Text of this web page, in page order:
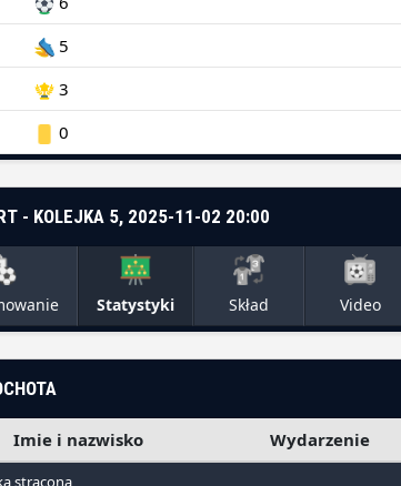
5
3
0
- KOLEJKA 5, 2025-11-02 20:00
Statystyki Skład Video
Imie i nazwisko Wydarzenie
stracona